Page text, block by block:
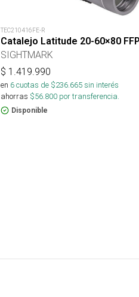
TEC210416FE-R
Catalejo Latitude 20-60×80 FFP
SIGHTMARK
$ 1.419.990
en 6cuotas de $236.665sin interés
ahorras $56.800 por transferencia.
Disponible